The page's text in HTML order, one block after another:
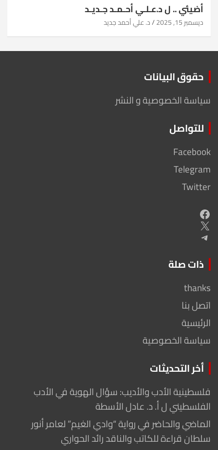
أضيئي .. ل د.عـلـي أحـمـد جـديـد
ديسمبر 15, 2025 د. علي أحمد جديد
حقوق البيانات
سياسة الخصوصية و النشر
للتواصل
Facebook
Telegram
Twitter
Facebook
X
Telegram
ذات صلة
thanks
اتصل بنا
الرئيسية
سياسة الخصوصية
أخر التحديثات
فلسطينية الأدب والأديب: سؤال الهوية في الأدب
الفلسطيني ل أ. د. عادل الأسطة
الماضي والحاضر في رواية “وادي الغيم” لعامر أنور
سلطان قراءة للكاتب والناقد رائد الحواري